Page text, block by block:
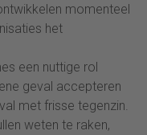
momenteel
het
een nuttige rol
geval accepteren
met frisse tegenzin.
weten te raken,